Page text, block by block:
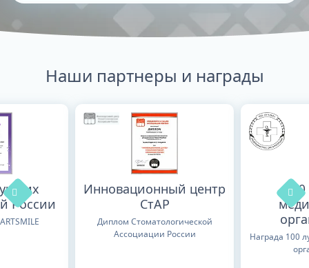
Наши партнеры и награды
России
Инновационный центр
СтАР
Диплом Стоматологической
Ассоциации России
Награда 100